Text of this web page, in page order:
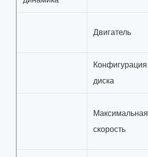
Двигатель
Конфигурация
диска
Максимальная
скорость